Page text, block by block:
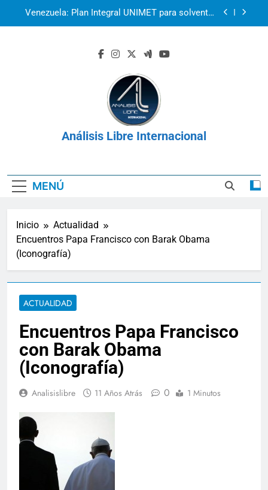
2r1s2iv6b9q8w03
Venezuela, Cuba y Nicaragua 2026
Venezuela: Plan Integral UNIMET para solventar
la crisis apocalíptica de La Guaira
2r1s2iv6b9q8w03
Análisis Libre Internacional
MENÚ
Inicio
Actualidad
Encuentros Papa Francisco con Barak Obama
(Iconografía)
ACTUALIDAD
Encuentros Papa Francisco
con Barak Obama
(Iconografía)
Analisislibre 11 Años Atrás 0 1 Minutos